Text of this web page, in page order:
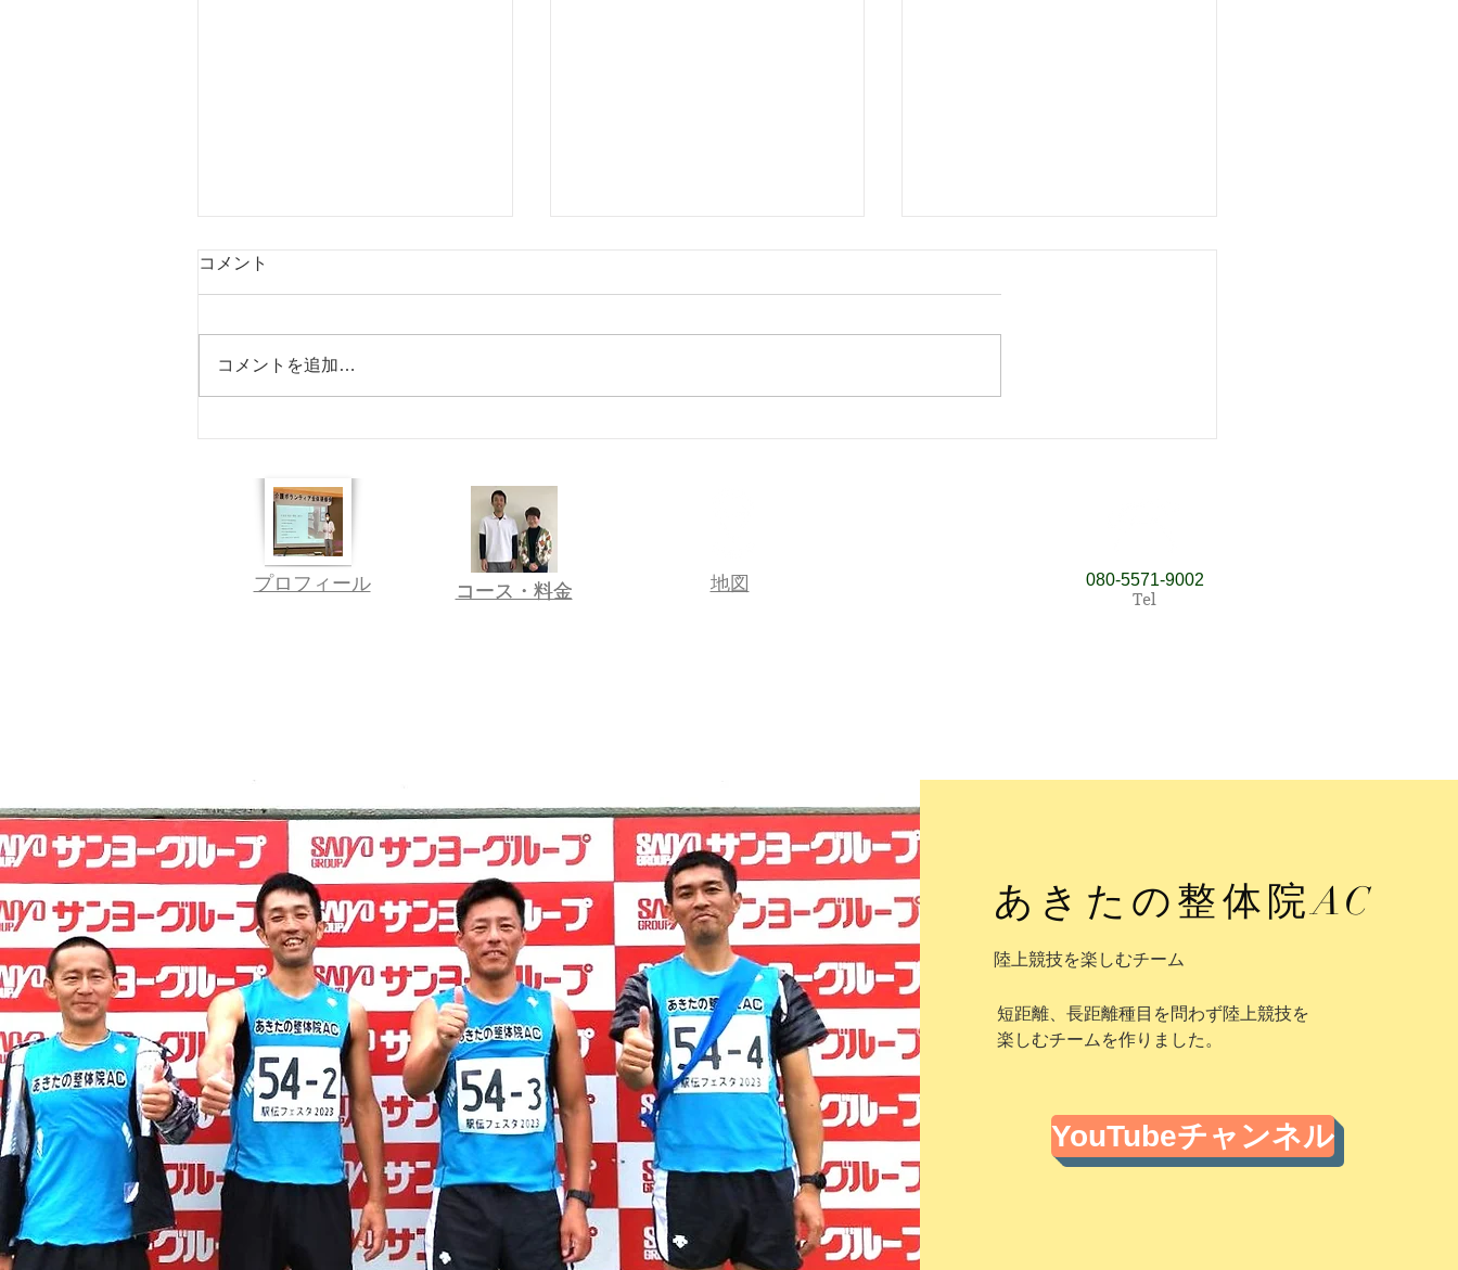
盆期間営業日について
【盆期間営業日について】 あき
㈬ 営業 8/13㈭ 休 8/14
㈮ 休 8/15㈯ 営業 8/16㈰
い方は、 事前にご相談ください
ーーーーーーーーーーーーーーー
ーーーーーーーーー 浦安駅より
徒歩1分 あきたの整体院 琴浦
〒689-2303 鳥取県
コメント
コメントを追加…
​​プロフィール ​コース・料金
​コース・料金 ​地図 ​080‐5571‐9002
Tel
あきたの整体院AC
陸上競技を楽しむチーム
短距離、長距離種目を問わず陸上競技を
楽しむチームを作りました。
YouTubeチャンネル